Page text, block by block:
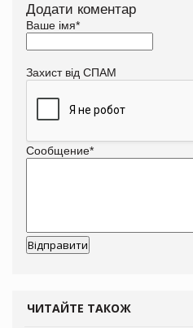
Додати коментар
Ваше імя*
Захист від СПАМ
Сообщение*
ЧИТАЙТЕ ТАКОЖ